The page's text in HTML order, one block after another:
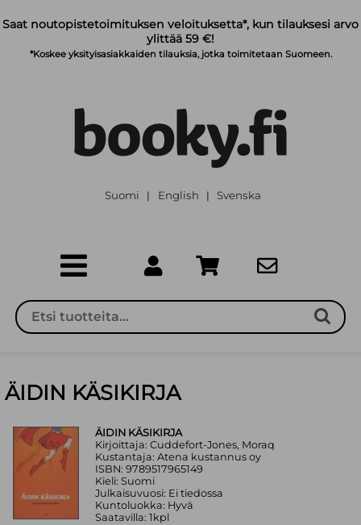
Saat noutopistetoimituksen veloituksetta*, kun tilauksesi arvo
ylittää 59 €!
*Koskee yksityisasiakkaiden tilauksia, jotka toimitetaan Suomeen.
Suomi | English | Svenska
ÄIDIN KÄSIKIRJA
ÄIDIN KÄSIKIRJA
Kirjoittaja: Cuddefort-Jones, Moraq
Kustantaja: Atena kustannus oy
ISBN: 9789517965149
Kieli: Suomi
Julkaisuvuosi: Ei tiedossa
Kuntoluokka: Hyvä
Saatavilla: 1kpl